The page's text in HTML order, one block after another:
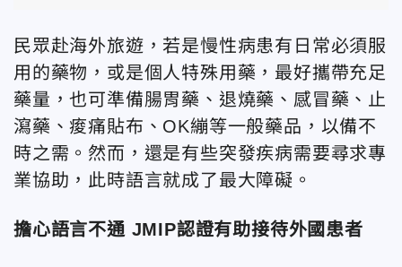
民眾赴海外旅遊，若是慢性病患有日常必須服
用的藥物，或是個人特殊用藥，最好攜帶充足
藥量，也可準備腸胃藥、退燒藥、感冒藥、止
瀉藥、痠痛貼布、OK繃等一般藥品，以備不
時之需。然而，還是有些突發疾病需要尋求專
業協助，此時語言就成了最大障礙。
擔心語言不通 JMIP認證有助接待外國患者